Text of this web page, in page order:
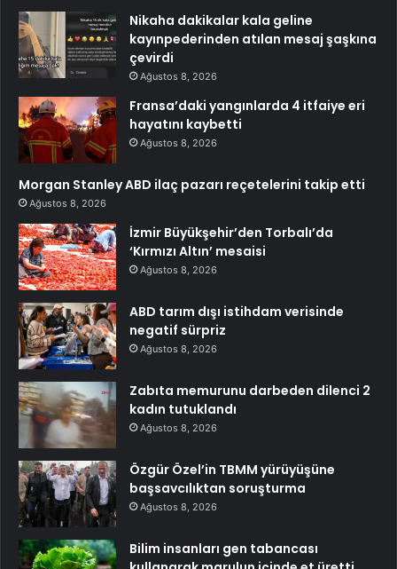
Nikaha dakikalar kala geline
kayınpederinden atılan mesaj şaşkına
çevirdi
Ağustos 8, 2026
Fransa’daki yangınlarda 4 itfaiye eri
hayatını kaybetti
Ağustos 8, 2026
Morgan Stanley ABD ilaç pazarı reçetelerini takip etti
Ağustos 8, 2026
İzmir Büyükşehir’den Torbalı’da
‘Kırmızı Altın’ mesaisi
Ağustos 8, 2026
ABD tarım dışı istihdam verisinde
negatif sürpriz
Ağustos 8, 2026
Zabıta memurunu darbeden dilenci 2
kadın tutuklandı
Ağustos 8, 2026
Özgür Özel’in TBMM yürüyüşüne
başsavcılıktan soruşturma
Ağustos 8, 2026
Bilim insanları gen tabancası